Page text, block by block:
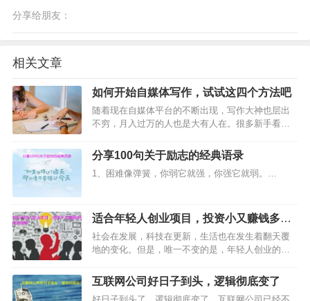
分享给朋友：
相关文章
如何开始自媒体写作，试试这四个方法吧
随着现在自媒体平台的不断出现，写作大神也层出
不穷，月入过万的人也是大有人在。很多新手看到
号。但是很多人做了一段时间之后也就搁置了，要
问原因为什么，统一回复“写文章太难了”整不了。…
分享100句关于励志的经典语录
1、困难像弹簧，你弱它就强，你强它就弱。…
适合年轻人创业项目，投资小又赚钱多的
项目推荐
社会在发展，科技在更新，生活也在发生着翻天覆
地的变化。但是，唯一不变的是，年轻人创业的
的年轻人，只是每个时代的年轻人创业项目都有所
不同，那么，今天我们就说说适合现在年轻人创业
互联网公司好日子到头，逻辑彻底变了